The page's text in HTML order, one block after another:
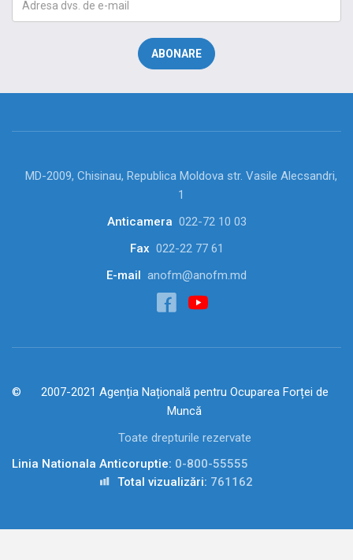
MD-2009, Chisinau, Republica Moldova str. Vasile Alecsandri,
1
Anticamera 022-72 10 03
Fax 022-22 77 61
E-mail
anofm@anofm.md
2007-2021 Agenția Națională pentru Ocuparea Forței de
Muncă
Toate drepturile rezervate
Linia Nationala Anticoruptie: 0-800-55555
Total vizualizări: 761162